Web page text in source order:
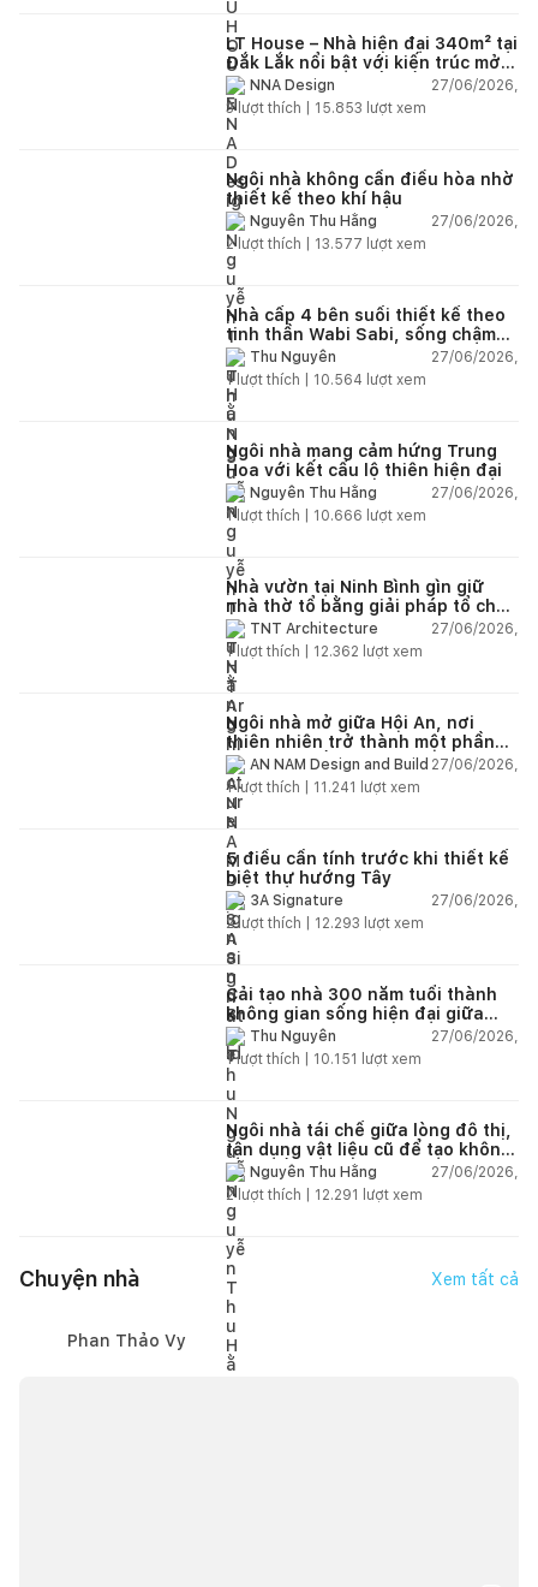
LT House – Nhà hiện đại 340m² tại
Đắk Lắk nổi bật với kiến trúc mở
và hệ sân vườn kết nối thiên
nhiên
NNA Design
27/06/2026,
3lượt thích | 15.853 lượt xem
Ngôi nhà không cần điều hòa nhờ
thiết kế theo khí hậu
Nguyễn Thu Hằng
27/06/2026,
2lượt thích | 13.577 lượt xem
Nhà cấp 4 bên suối thiết kế theo
tinh thần Wabi Sabi, sống chậm
giữa thiên nhiên
Thu Nguyễn
27/06/2026,
1lượt thích | 10.564 lượt xem
Ngôi nhà mang cảm hứng Trung
Hoa với kết cấu lộ thiên hiện đại
Nguyễn Thu Hằng
27/06/2026,
1lượt thích | 10.666 lượt xem
Nhà vườn tại Ninh Bình gìn giữ
nhà thờ tổ bằng giải pháp tổ chức
lại không gian
TNT Architecture
27/06/2026,
1lượt thích | 12.362 lượt xem
Ngôi nhà mở giữa Hội An, nơi
thiên nhiên trở thành một phần
của cuộc sống
AN NAM Design and Build 27/06/2026,
1lượt thích | 11.241 lượt xem
5 điều cần tính trước khi thiết kế
biệt thự hướng Tây
3A Signature
27/06/2026,
2lượt thích | 12.293 lượt xem
Cải tạo nhà 300 năm tuổi thành
không gian sống hiện đại giữa
thiên nhiên
Thu Nguyễn
27/06/2026,
1lượt thích | 10.151 lượt xem
Ngôi nhà tái chế giữa lòng đô thị,
tận dụng vật liệu cũ để tạo không
gian sống linh hoạt
Nguyễn Thu Hằng
27/06/2026,
2lượt thích | 12.291 lượt xem
Chuyện nhà Xem tất cả
Phan Thảo Vy